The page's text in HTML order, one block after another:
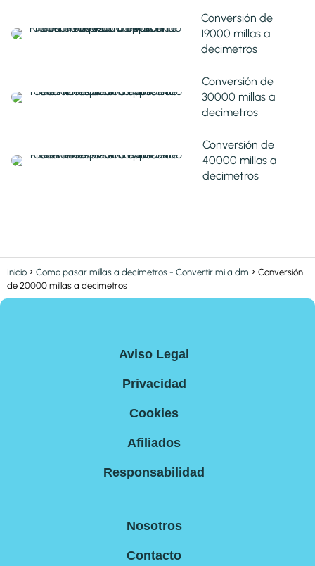
Conversión de
19000 millas a
decimetros
Conversión de
30000 millas a
decimetros
Conversión de
40000 millas a
decimetros
Inicio Como pasar millas a decímetros - Convertir mi a dm
Conversión
de 20000 millas a decimetros
Aviso Legal
Privacidad
Cookies
Afiliados
Responsabilidad
Nosotros
Contacto